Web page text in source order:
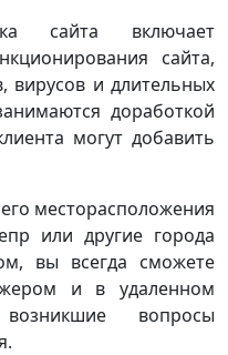
сайта включает
сайта,
вирусов и длительных
доработкой
могут добавить
месторасположения
или другие города
вы всегда сможете
и в удаленном
вопросы